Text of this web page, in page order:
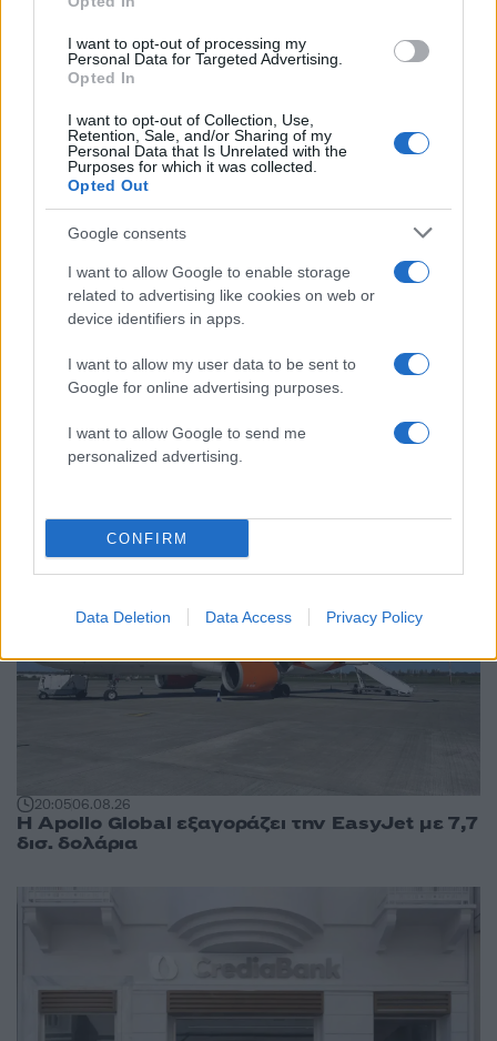
I want to opt-out of processing my
Personal Data for Targeted Advertising.
Opted In
I want to opt-out of Collection, Use,
Retention, Sale, and/or Sharing of my
Personal Data that Is Unrelated with the
Purposes for which it was collected.
Opted Out
Google consents
I want to allow Google to enable storage
related to advertising like cookies on web or
device identifiers in apps.
I want to allow my user data to be sent to
Google for online advertising purposes.
I want to allow Google to send me
personalized advertising.
CONFIRM
Data Deletion Data Access Privacy Policy
επιχειρεί και τη νύχτα στα μέτωπα της
Αυγερινός, Μουτσάτσου και ακόμη 20
πρώην στελέχη κατά Καρυστιανού: «Δεν
«συγκεντρωτικό μοντέλο»
Το πολωμένο μελτέμι που τροφοδότησε
τις φωτιές σε Αττική και Βοιωτία: «Από τα
ισχυρότερα επεισόδια των τελευταίων 50
χρόνων»
Κρανίου τόπος το Πόρτο Γερμενό μετά το
καταστροφικό πέρασμα της φωτιάς –
Ξεκίνησε η αυτοψία στα καμένα σπίτια
Περισσότερα άρθρα
20:0506.08.26
Η Apollo Global εξαγοράζει την EasyJet με 7,7
δισ. δολάρια